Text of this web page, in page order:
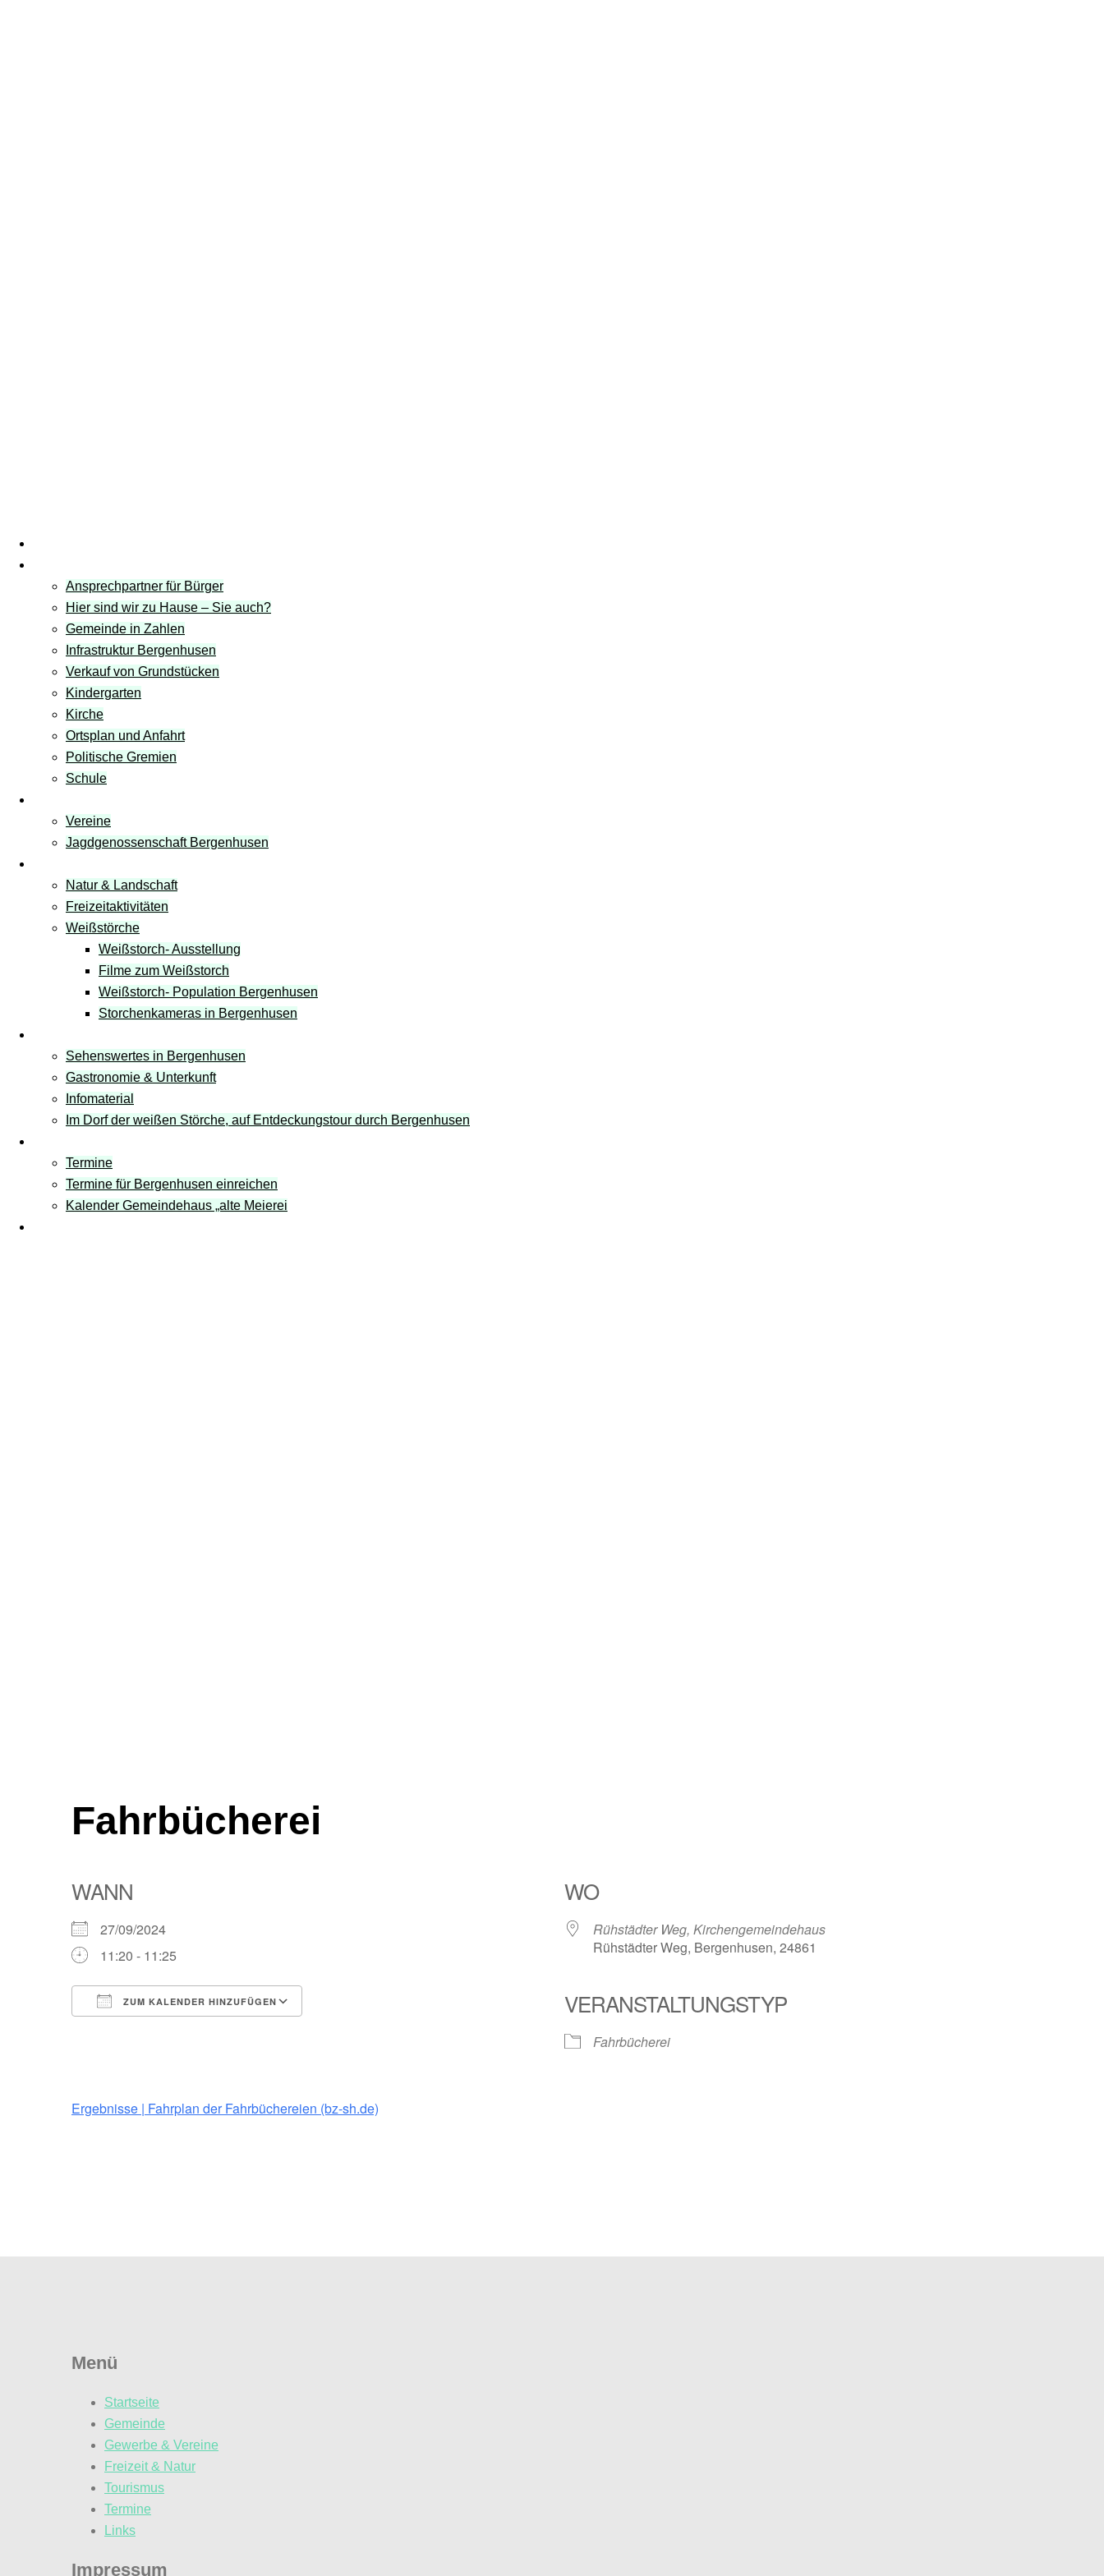
Ansprechpartner für Bürger
Hier sind wir zu Hause – Sie auch?
Gemeinde in Zahlen
Infrastruktur Bergenhusen
Verkauf von Grundstücken
Kindergarten
Kirche
Ortsplan und Anfahrt
Politische Gremien
Schule
Vereine
Jagdgenossenschaft Bergenhusen
Natur & Landschaft
Freizeitaktivitäten
Weißstörche
Weißstorch- Ausstellung
Filme zum Weißstorch
Weißstorch- Population Bergenhusen
Storchenkameras in Bergenhusen
Sehenswertes in Bergenhusen
Gastronomie & Unterkunft
Infomaterial
Im Dorf der weißen Störche, auf Entdeckungstour durch Bergenhusen
Termine
Termine für Bergenhusen einreichen
Kalender Gemeindehaus „alte Meierei
Fahrbücherei
WANN
27/09/2024
11:20 - 11:25
ZUM KALENDER HINZUFÜGEN
WO
Rühstädter Weg, Kirchengemeindehaus
Rühstädter Weg, Bergenhusen, 24861
VERANSTALTUNGSTYP
Fahrbücherei
Ergebnisse | Fahrplan der Fahrbüchereien (bz-sh.de)
Menü
Startseite
Gemeinde
Gewerbe & Vereine
Freizeit & Natur
Tourismus
Termine
Links
Impressum